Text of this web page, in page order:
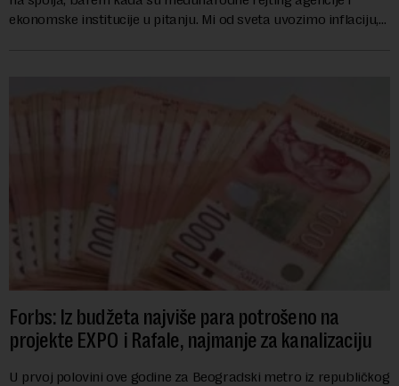
ekonomske institucije u pitanju. Mi od sveta uvozimo inflaciju,
Forbs: Iz budžeta najviše para potrošeno na
projekte EXPO i Rafale, najmanje za kanalizaciju
U prvoj polovini ove godine za Beogradski metro iz republičkog